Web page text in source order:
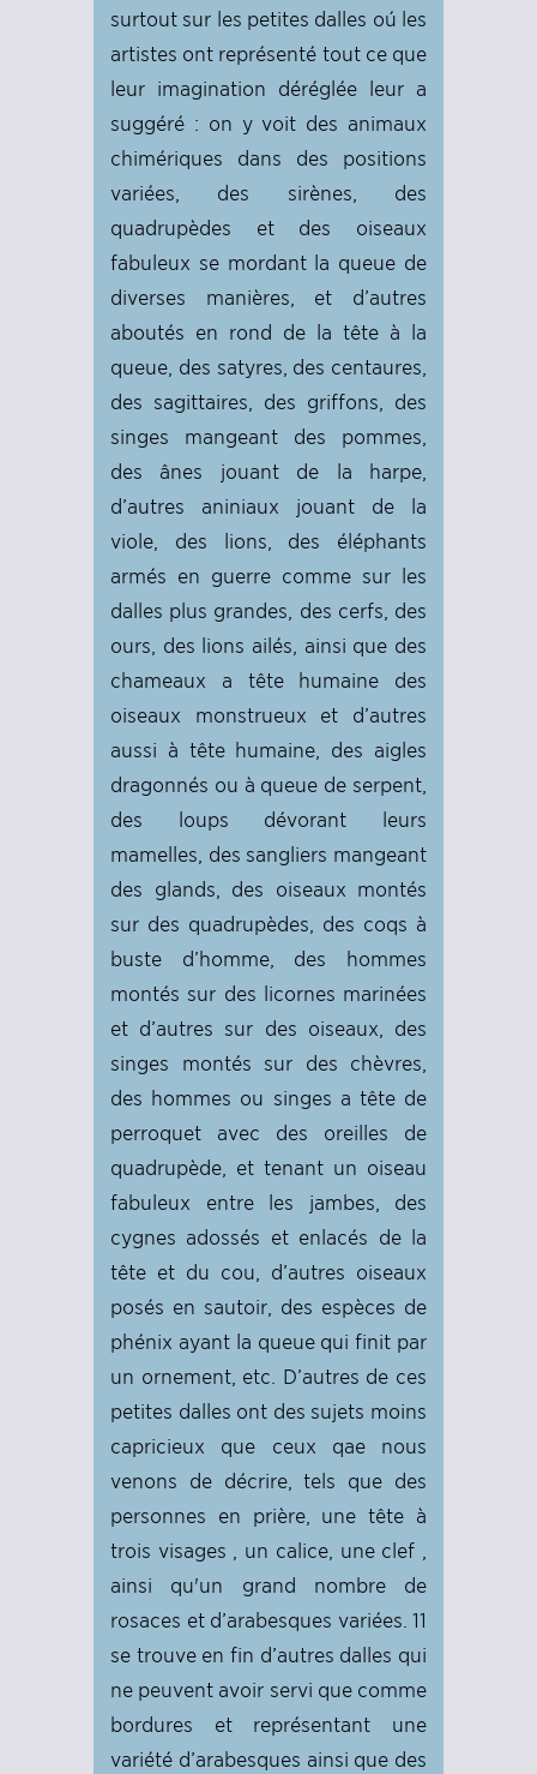
surtout sur les petites dalles oú les
artistes ont représenté tout ce que
leur imagination déréglée leur a
suggéré : on y voit des animaux
chimériques dans des positions
variées, des sirènes, des
quadrupèdes et des oiseaux
fabuleux se mordant la queue de
diverses manières, et d’autres
aboutés en rond de la tête à la
queue, des satyres, des centaures,
des sagittaires, des griffons, des
singes mangeant des pommes,
des ânes jouant de la harpe,
d’autres aniniaux jouant de la
viole, des lions, des éléphants
armés en guerre comme sur les
dalles plus grandes, des cerfs, des
ours, des lions ailés, ainsi que des
chameaux a tête humaine des
oiseaux monstrueux et d’autres
aussi à tête humaine, des aigles
dragonnés ou à queue de serpent,
des loups dévorant leurs
mamelles, des sangliers mangeant
des glands, des oiseaux montés
sur des quadrupèdes, des coqs à
buste d’homme, des hommes
montés sur des licornes marinées
et d’autres sur des oiseaux, des
singes montés sur des chèvres,
des hommes ou singes a tête de
perroquet avec des oreilles de
quadrupède, et tenant un oiseau
fabuleux entre les jambes, des
cygnes adossés et enlacés de la
tête et du cou, d’autres oiseaux
posés en sautoir, des espèces de
phénix ayant la queue qui finit par
un ornement, etc. D’autres de ces
petites dalles ont des sujets moins
capricieux que ceux qae nous
venons de décrire, tels que des
personnes en prière, une tête à
trois visages , un calice, une clef ,
ainsi qu'un grand nombre de
rosaces et d’arabesques variées. 11
se trouve en fin d’autres dalles qui
ne peuvent avoir servi que comme
bordures et représentant une
variété d’arabesques ainsi que des